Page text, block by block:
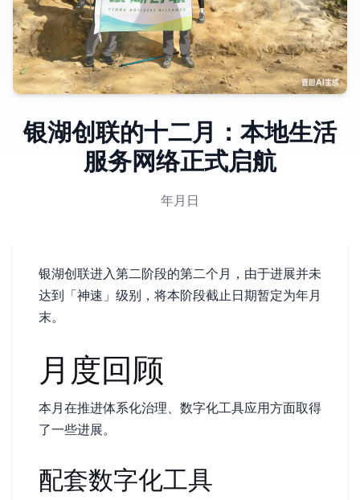
银湖创联的十二月：本地生活
服务网络正式启航
2025年12月30日
银湖创联进入第二阶段的第二个月，由于进展并未
达到「神速」级别，将本阶段截止日期暂定为 2026 年 3 月
末。
月度回顾
本月在推进体系化治理、数字化工具应用方面取得
了一些进展。
配套数字化工具